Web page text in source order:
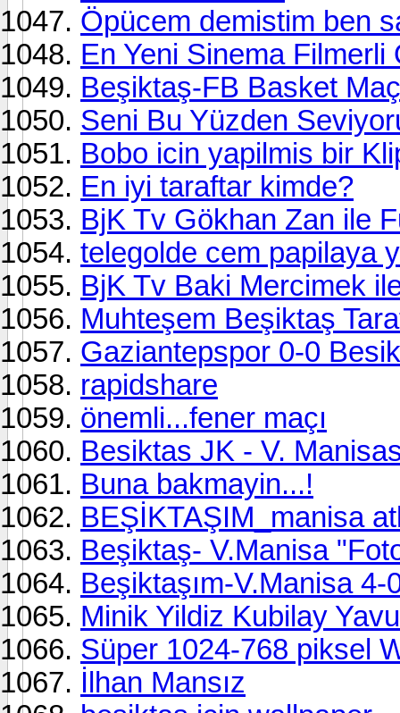
Öpücem demistim ben
En Yeni Sinema
Beşiktaş-FB Basket
Seni Bu Yüzden
Bobo icin yapilmis bir
En iyi taraftar kimde?
BjK Tv Gökhan Zan ile
telegolde cem papilaya
BjK Tv Baki Mercimek
Muhteşem Beşiktaş
Gaziantepspor 0-0
rapidshare
önemli...fener maçı
Besiktas JK - V.
Buna bakmayin...!
BEŞİKTAŞIM_manisa
Beşiktaş- V.Manisa
Beşiktaşım-V.Manisa 4-
Minik Yildiz Kubilay
Süper 1024-768 piksel
İlhan Mansız